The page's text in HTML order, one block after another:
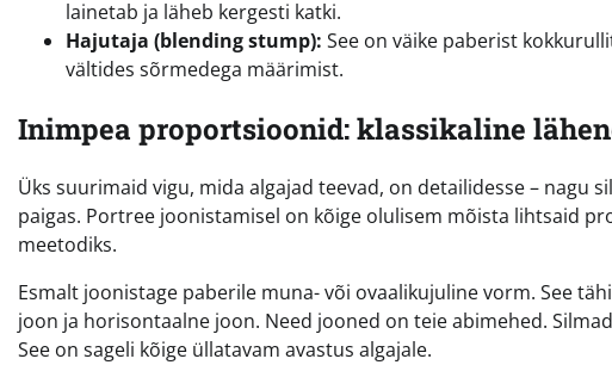
lainetab ja läheb kergesti katki.
Hajutaja (blending stump): See on väike paberist
vältides sõrmedega määrimist.
Inimpea proportsioonid: klassikaline
Üks suurimaid vigu, mida algajad teevad, on detailidesse – nagu
paigas. Portree joonistamisel on kõige olulisem mõista lihtsaid
meetodiks.
Esmalt joonistage paberile muna- või ovaalikujuline vorm. See
joon ja horisontaalne joon. Need jooned on teie abimehed.
See on sageli kõige üllatavam avastus algajale.